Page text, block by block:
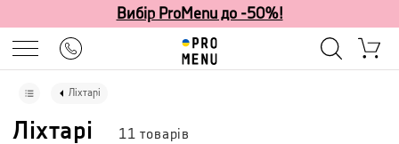
Вибір ProMenu до -50%!
Ліхтарі
Ліхтарі 11 товарів